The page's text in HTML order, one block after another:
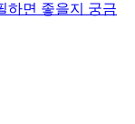
하면 좋을지 궁금